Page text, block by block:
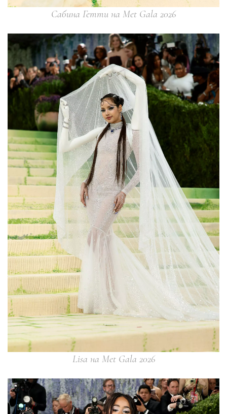
Сабина Гетти на Met Gala 2026
Lisa на Met Gala 2026